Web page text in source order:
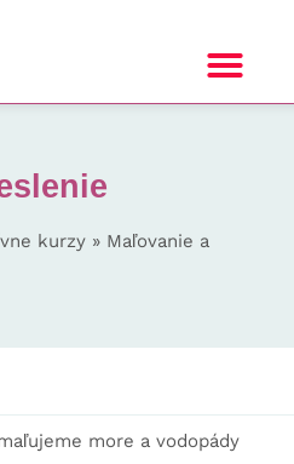
kurzy » Maľovanie a